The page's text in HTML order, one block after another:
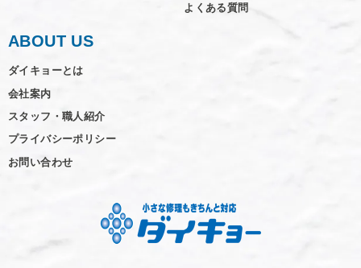
よくある質問
ABOUT US
ダイキョーとは
会社案内
スタッフ・職人紹介
プライバシーポリシー
お問い合わせ